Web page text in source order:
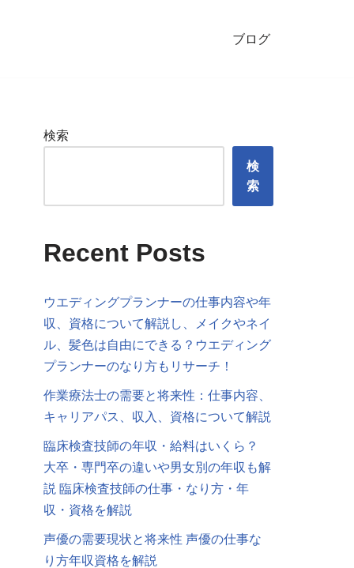
ブログ
検索
検
索
Recent Posts
ウエディングプランナーの仕事内容や年
収、資格について解説し、メイクやネイ
ル、髪色は自由にできる？ウエディング
プランナーのなり方もリサーチ！
作業療法士の需要と将来性：仕事内容、
キャリアパス、収入、資格について解説
臨床検査技師の年収・給料はいくら？
大卒・専門卒の違いや男女別の年収も解
説 臨床検査技師の仕事・なり方・年
収・資格を解説
声優の需要現状と将来性 声優の仕事な
り方年収資格を解説